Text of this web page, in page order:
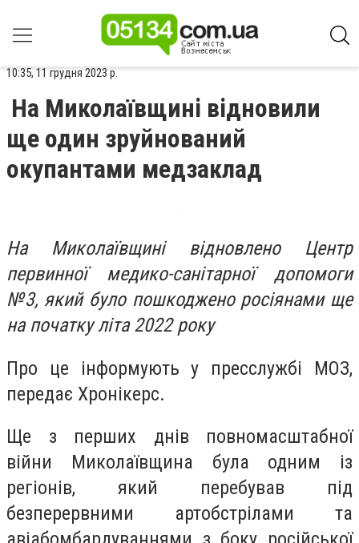
10:35, 11 грудня 2023 р.
На Миколаївщині відновили
ще один зруйнований
окупантами медзаклад
На Миколаївщині відновлено Центр
первинної медико-санітарної допомоги
№3, який було пошкоджено росіянами ще
на початку літа 2022 року
Про це інформують у пресслужбі МОЗ,
передає Хронікерс.
Ще з перших днів повномасштабної
війни Миколаївщина була одним із
регіонів, який перебував під
безперервними артобстрілами та